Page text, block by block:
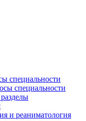
специальности
специальности
и реаниматология